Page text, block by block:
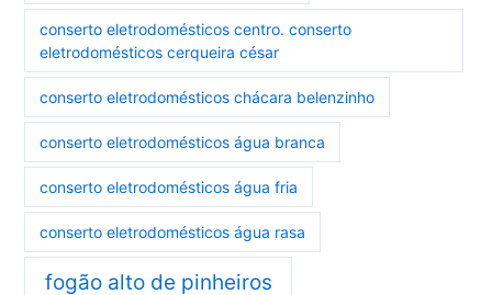
conserto eletrodomésticos centro. conserto
eletrodomésticos cerqueira césar
conserto eletrodomésticos chácara belenzinho
conserto eletrodomésticos água branca
conserto eletrodomésticos água fria
conserto eletrodomésticos água rasa
fogão alto de pinheiros